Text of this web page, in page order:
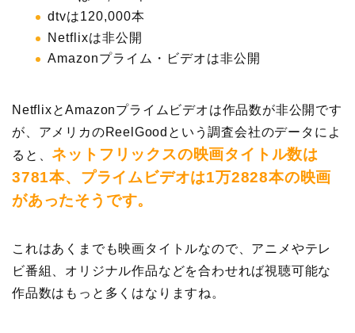
dtvは120,000本
Netflixは非公開
Amazonプライム・ビデオは非公開
NetflixとAmazonプライムビデオは作品数が非公開です
が、アメリカのReelGoodという調査会社のデータによ
ると、ネットフリックスの映画タイトル数は
3781本、プライムビデオは1万2828本の映画
があったそうです。
これはあくまでも映画タイトルなので、アニメやテレ
ビ番組、オリジナル作品などを合わせれば視聴可能な
作品数はもっと多くはなりますね。